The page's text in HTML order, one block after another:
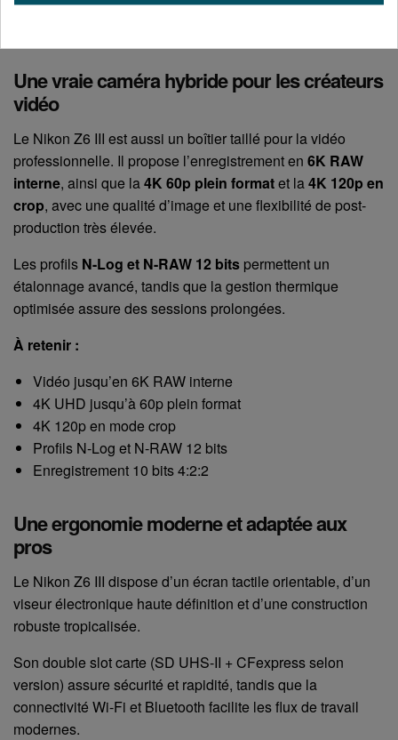
Excellente réactivité globale
Une vraie caméra hybride pour les créateurs
vidéo
Le Nikon Z6 III est aussi un boîtier taillé pour la vidéo
professionnelle. Il propose l’enregistrement en 6K RAW
interne, ainsi que la4K 60p plein formatet la4K 120p en
crop, avec une qualité d’image et une flexibilité de post-
production très élevée.
Les profils N-Log et N-RAW 12 bits permettent un
étalonnage avancé, tandis que la gestion thermique
optimisée assure des sessions prolongées.
À retenir :
Vidéo jusqu’en 6K RAW interne
4K UHD jusqu’à 60p plein format
4K 120p en mode crop
Profils N-Log et N-RAW 12 bits
Enregistrement 10 bits 4:2:2
Une ergonomie moderne et adaptée aux
pros
Le Nikon Z6 III dispose d’un écran tactile orientable, d’un
viseur électronique haute définition et d’une construction
robuste tropicalisée.
Son double slot carte (SD UHS-II + CFexpress selon
version) assure sécurité et rapidité, tandis que la
connectivité Wi-Fi et Bluetooth facilite les flux de travail
modernes.